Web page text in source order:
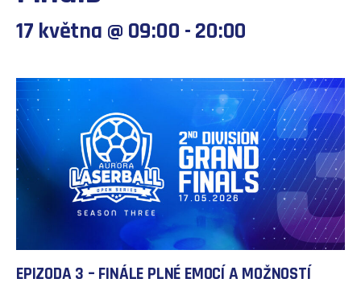
17 května @ 09:00 -20:00
EPIZODA 3 – FINÁLE PLNÉ EMOCÍ A MOŽNOSTÍ